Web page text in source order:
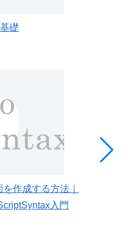
礎
作成する方法｜
入門